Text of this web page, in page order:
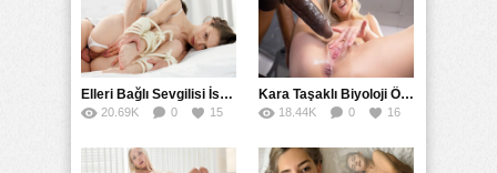
Elleri Bağlı Sevgilisi İstemediği Halde Götten Tecavüz Etti
20.69K 0 15
Kara Taşaklı Biyoloji Öğretmenine Üremeyi Soran Liseli Kız
18.44K 0 16